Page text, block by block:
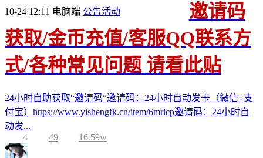
10-24 12:11 电脑端 公告活动
邀请码
获取/金币充值/客服QQ联系方
式/各种常见问题 请看此贴
24小时自助获取“邀请码”邀请码：24小时自动发卡（微信+支
付宝）https://www.yishengfk.cn/item/6mrlcp邀请码：24小时自
动发...
4
49 16.59w